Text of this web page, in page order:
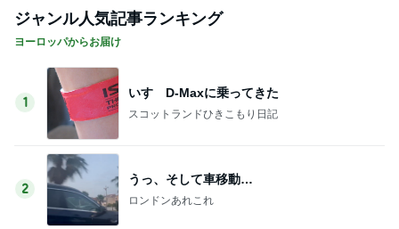
ジャンル人気記事ランキング
ヨーロッパからお届け
1
いすゞD-Maxに乗ってきた
スコットランドひきこもり日記
2
うっ、そして車移動…
ロンドンあれこれ